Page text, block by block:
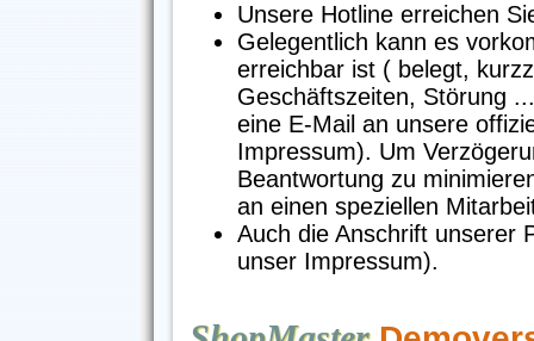
Unsere Hotline erreichen
Gelegentlich kann es
erreichbar ist ( belegt,
Geschäftszeiten, Störung
eine E-Mail an unsere
Impressum). Um
Beantwortung zu
an einen speziellen
Auch die Anschrift unserer
unser Impressum).